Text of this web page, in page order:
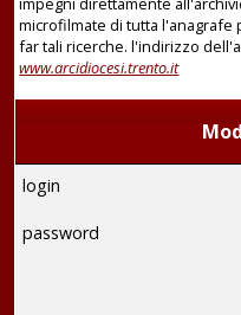
microfilmate di tutta
far tali ricerche. l'indirizzo
www.arcidiocesi.trento.it
login
password